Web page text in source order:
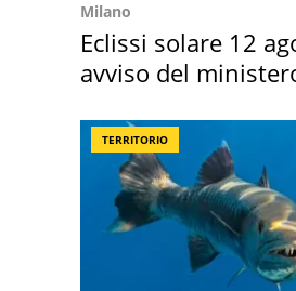
Milano
Eclissi solare 12
avviso del
TERRITORIO